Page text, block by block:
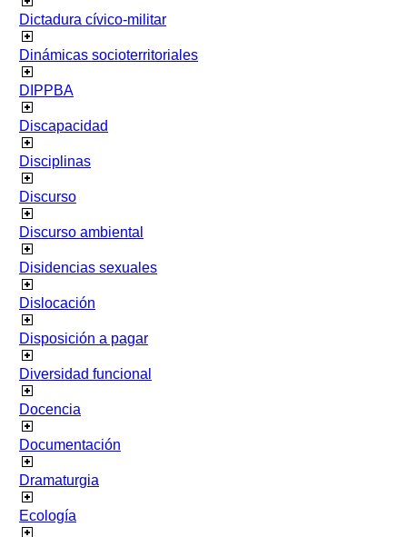
Dictadura cívico-militar
Dinámicas socioterritoriales
DIPPBA
Discapacidad
Disciplinas
Discurso
Discurso ambiental
Disidencias sexuales
Dislocación
Disposición a pagar
Diversidad funcional
Docencia
Documentación
Dramaturgia
Ecología